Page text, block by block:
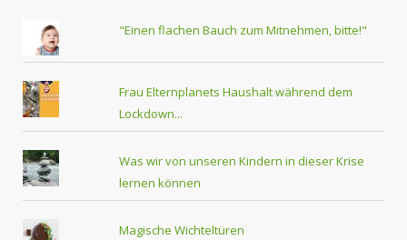
"Einen flachen Bauch zum Mitnehmen, bitte!"
Frau Elternplanets Haushalt während dem
Lockdown...
Was wir von unseren Kindern in dieser Krise
lernen können
Magische Wichteltüren